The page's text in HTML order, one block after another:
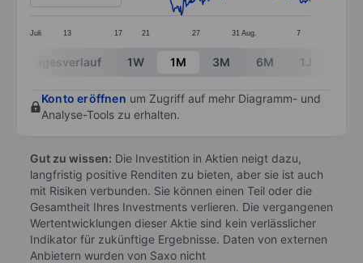
Juli 13 17 21 27 31 Aug. 7
End of interactive chart.
Tagesverlauf 1W 1M 3M 6M 1J
Konto eröffnen um Zugriff auf mehr Diagramm- und
Analyse-Tools zu erhalten.
Gut zu wissen: Die Investition in Aktien neigt dazu,
langfristig positive Renditen zu bieten, aber sie ist auch
mit Risiken verbunden. Sie können einen Teil oder die
Gesamtheit Ihres Investments verlieren. Die vergangenen
Wertentwicklungen dieser Aktie sind kein verlässlicher
Indikator für zukünftige Ergebnisse. Daten von externen
Anbietern wurden von Saxo nicht